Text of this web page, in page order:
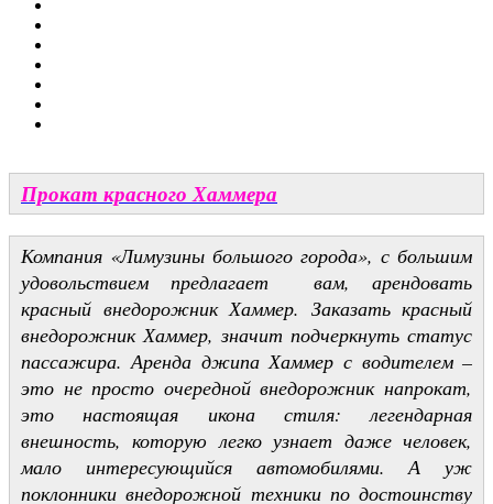
Прокат красного Хаммера
Компания «Лимузины большого города», с большим
удовольствием предлагает вам, арендовать
красный внедорожник Хаммер. Заказать красный
внедорожник Хаммер, значит подчеркнуть статус
пассажира. Аренда джипа Хаммер с водителем –
это не просто очередной внедорожник напрокат,
это настоящая икона стиля: легендарная
внешность, которую легко узнает даже человек,
мало интересующийся автомобилями. А уж
поклонники внедорожной техники по достоинству